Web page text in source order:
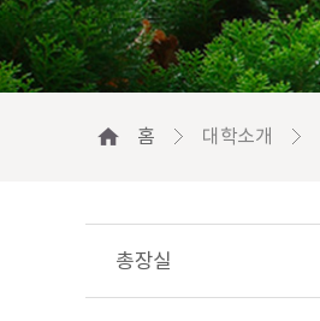
홈 대학소개
총장실